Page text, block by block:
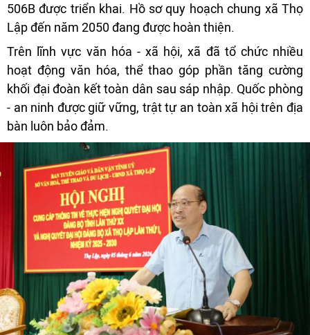
506B được triển khai. Hồ sơ quy hoạch chung xã Thọ
Lập đến năm 2050 đang được hoàn thiện.
Trên lĩnh vực văn hóa - xã hội, xã đã tổ chức nhiều
hoạt động văn hóa, thể thao góp phần tăng cường
khối đại đoàn kết toàn dân sau sáp nhập. Quốc phòng
- an ninh được giữ vững, trật tự an toàn xã hội trên địa
bàn luôn bảo đảm.